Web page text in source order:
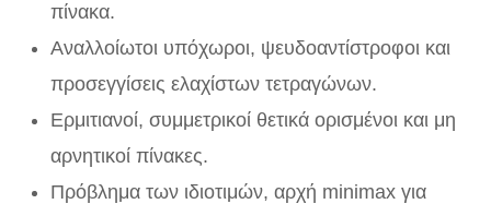
πίνακα.
Αναλλοίωτοι υπόχωροι, ψευδοαντίστροφοι και
προσεγγίσεις ελαχίστων τετραγώνων.
Ερμιτιανοί, συμμετρικοί θετικά ορισμένοι και μη
αρνητικοί πίνακες.
Πρόβλημα των ιδιοτιμών, αρχή minimax για